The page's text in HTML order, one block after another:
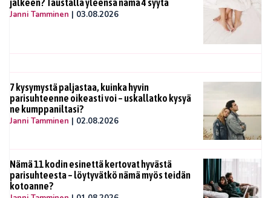
Janni Tamminen | 03.08.2026
7 kysymystä paljastaa, kuinka hyvin
parisuhteenne oikeasti voi – uskallatko kysyä
ne kumppaniltasi?
Janni Tamminen | 02.08.2026
Nämä 11 kodin esinettä kertovat hyvästä
parisuhteesta – löytyvätkö nämä myös teidän
kotoanne?